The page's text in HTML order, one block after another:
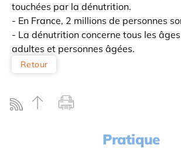
touchées par la dénutrition.
- En France, 2 millions de personnes
- La dénutrition concerne tous les
adultes et personnes âgées.
Retour
Pratique